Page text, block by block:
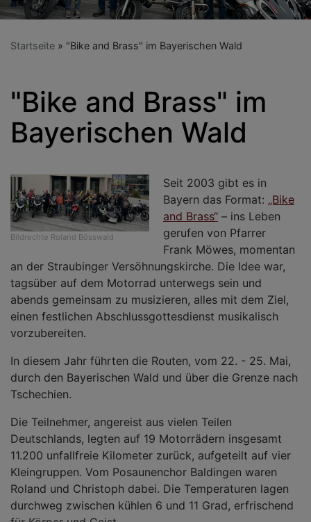
Startseite "Bike and Brass" im Bayerischen Wald
"Bike and Brass" im
Bayerischen Wald
Bildrechte Roland Bösswald
Seit 2003 gibt es in
Bayern das Format: „Bike
and Brass“ – ins Leben
gerufen von Pfarrer
Frank Möwes, momentan
an der Straubinger Versöhnungskirche. Die Idee war,
tagsüber auf dem Motorrad unterwegs sein und
abends gemeinsam zu musizieren, alles mit dem Ziel,
einen festlichen Abschlussgottesdienst musikalisch
vorzubereiten.
In diesem Jahr führten die Routen, vom 22. - 25. Mai,
durch den Bayerischen Wald und über die Grenze nach
Tschechien.
Die Teilnehmer, angereist aus vielen Teilen
Deutschlands, legten auf 19 Motorrädern insgesamt
11.200 unfallfreie Kilometer zurück, aufgeteilt auf vier
Kleingruppen. Vom Posaunenchor Baldingen waren
Roland und Christoph dabei. Die Temperaturen lagen
durchweg zwischen kühlen 6 und 11 Grad, erfrischend